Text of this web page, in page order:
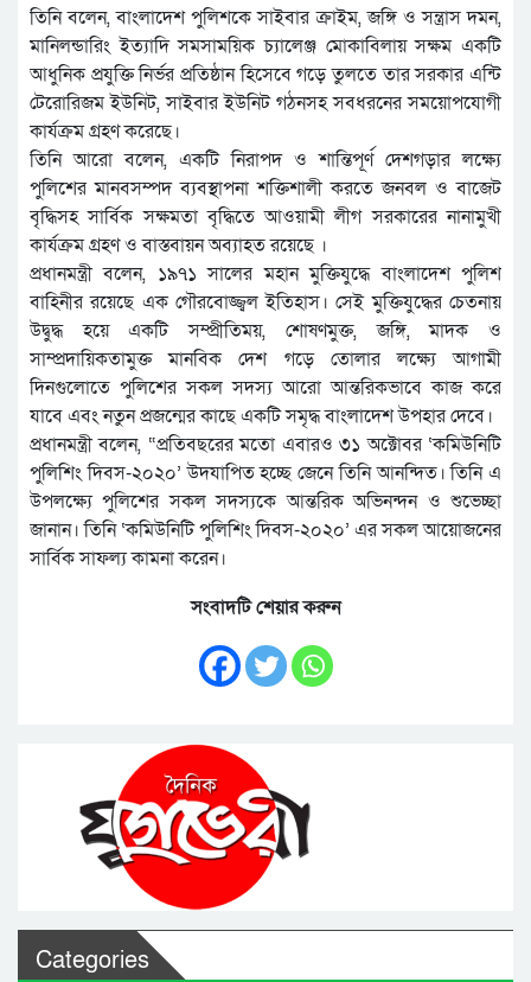
তিনি বলেন, বাংলাদেশ পুলিশকে সাইবার ক্রাইম, জঙ্গি ও সন্ত্রাস দমন,
মানিলন্ডারিং ইত্যাদি সমসাময়িক চ্যালেঞ্জ মোকাবিলায় সক্ষম একটি
আধুনিক প্রযুক্তি নির্ভর প্রতিষ্ঠান হিসেবে গড়ে তুলতে তার সরকার এন্টি
টেরোরিজম ইউনিট, সাইবার ইউনিট গঠনসহ সবধরনের সময়োপযোগী
কার্যক্রম গ্রহণ করেছে।
তিনি আরো বলেন, একটি নিরাপদ ও শান্তিপূর্ণ দেশগড়ার লক্ষ্যে
পুলিশের মানবসম্পদ ব্যবস্থাপনা শক্তিশালী করতে জনবল ও বাজেট
বৃদ্ধিসহ সার্বিক সক্ষমতা বৃদ্ধিতে আওয়ামী লীগ সরকারের নানামুখী
কার্যক্রম গ্রহণ ও বাস্তবায়ন অব্যাহত রয়েছে ।
প্রধানমন্ত্রী বলেন, ১৯৭১ সালের মহান মুক্তিযুদ্ধে বাংলাদেশ পুলিশ
বাহিনীর রয়েছে এক গৌরবোজ্জ্বল ইতিহাস। সেই মুক্তিযুদ্ধের চেতনায়
উদ্বুদ্ধ হয়ে একটি সম্প্রীতিময়, শোষণমুক্ত, জঙ্গি, মাদক ও
সাম্প্রদায়িকতামুক্ত মানবিক দেশ গড়ে তোলার লক্ষ্যে আগামী
দিনগুলোতে পুলিশের সকল সদস্য আরো আন্তরিকভাবে কাজ করে
যাবে এবং নতুন প্রজন্মের কাছে একটি সমৃদ্ধ বাংলাদেশ উপহার দেবে।
প্রধানমন্ত্রী বলেন, “প্রতিবছরের মতো এবারও ৩১ অক্টোবর ‘কমিউনিটি
পুলিশিং দিবস-২০২০’ উদযাপিত হচ্ছে জেনে তিনি আনন্দিত। তিনি এ
উপলক্ষ্যে পুলিশের সকল সদস্যকে আন্তরিক অভিনন্দন ও শুভেচ্ছা
জানান। তিনি ‘কমিউনিটি পুলিশিং দিবস-২০২০’ এর সকল আয়োজনের
সার্বিক সাফল্য কামনা করেন।
সংবাদটি শেয়ার করুন
Categories